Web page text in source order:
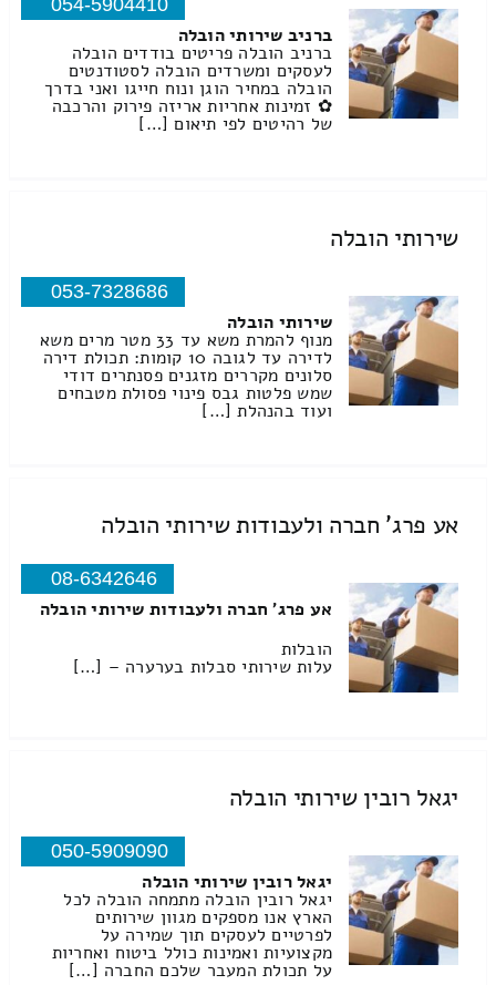
054-5904410
ברניב שירותי הובלה
ברניב הובלה פריטים בודדים הובלה
לעסקים ומשרדים הובלה לסטודנטים
הובלה במחיר הוגן ונוח חייגו ואני בדרך
✿ זמינות אחריות אריזה פירוק והרכבה
של רהיטים לפי תיאום […]
שירותי הובלה
053-7328686
שירותי הובלה
מנוף להמרת משא עד 33 מטר מרים משא
לדירה עד לגובה 10 קומות: תכולת דירה
סלונים מקררים מזגנים פסנתרים דודי
שמש פלטות גבס פינוי פסולת מטבחים
ועוד בהנהלת […]
אע פרג' חברה ולעבודות שירותי הובלה
08-6342646
אע פרג' חברה ולעבודות שירותי הובלה
הובלות
עלות שירותי סבלות בערערה – […]
יגאל רובין שירותי הובלה
050-5909090
יגאל רובין שירותי הובלה
יגאל רובין הובלה מתמחה הובלה לכל
הארץ אנו מספקים מגוון שירותים
לפרטיים לעסקים תוך שמירה על
מקצועיות ואמינות כולל ביטוח ואחריות
על תכולת המעבר שלכם החברה […]